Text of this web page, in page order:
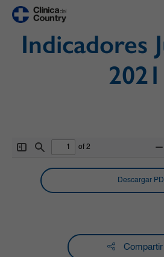
Indicadores
2021
ToggleFind
of 2
Descargar
Compartir